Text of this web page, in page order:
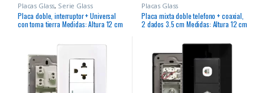
Placas Glass, Serie Glass
Placa doble, interruptor + Universal
con toma tierra Medidas: Altura 12 cm
Placas Glass
Placa mixta doble telefono + coaxial,
2 dados 3.5 cm Medidas: Altura 12 cm